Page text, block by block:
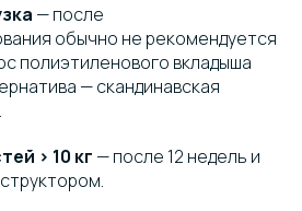
— после
обычно не рекомендуется
полиэтиленового вкладыша
— скандинавская
> 10 кг — после 12 недель и